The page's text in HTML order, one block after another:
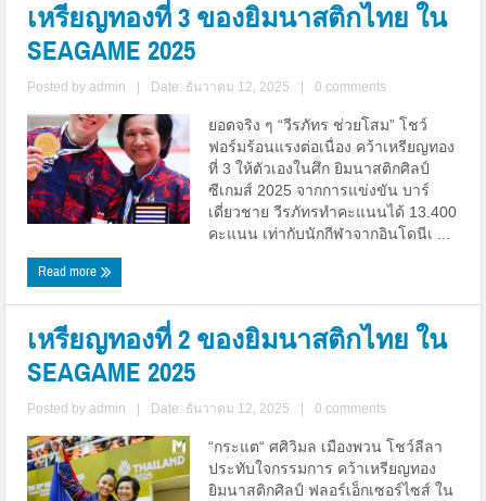
เหรียญทองที่ 3 ของยิมนาสติกไทย ใน
SEAGAME 2025
Posted byadmin Date: ธันวาคม 12, 2025 0 comments
ยอดจริง ๆ “วีรภัทร ช่วยโสม” โชว์
ฟอร์มร้อนแรงต่อเนื่อง คว้าเหรียญทอง
ที่ 3 ให้ตัวเองในศึก ยิมนาสติกศิลป์
ซีเกมส์ 2025 จากการแข่งขัน บาร์
เดี่ยวชาย วีรภัทรทำคะแนนได้ 13.400
คะแนน เท่ากับนักกีฬาจากอินโดนีเ ...
Read more
เหรียญทองที่ 2 ของยิมนาสติกไทย ใน
SEAGAME 2025
Posted byadmin Date: ธันวาคม 12, 2025 0 comments
“กระแต“ ศศิวิมล เมืองพวน โชว์ลีลา
ประทับใจกรรมการ คว้าเหรียญทอง
ยิมนาสติกศิลป์ ฟลอร์เอ็กเซอร์ไซส์ ใน